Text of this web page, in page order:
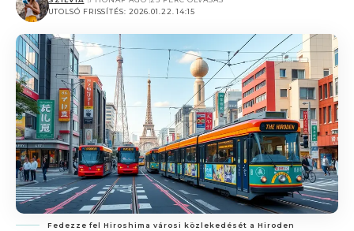
UTOLSÓ FRISSÍTÉS: 2026.01.22. 14:15
Fedezze fel Hiroshima városi közlekedését a Hiroden